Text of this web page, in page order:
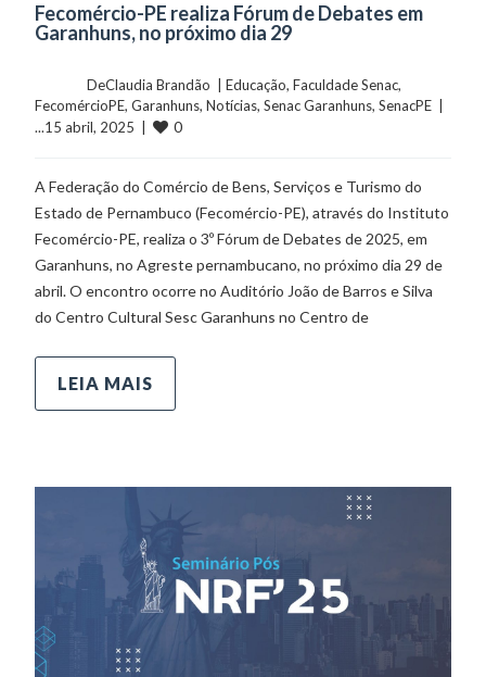
Fecomércio-PE realiza Fórum de Debates em
Garanhuns, no próximo dia 29
	    	DeClaudia Brandão  |
Educação, Faculdade Senac
FecomércioPE, Garanhuns, Notícias, Senac Garanhuns, SenacPE
...15 abril, 2025  |
0
A Federação do Comércio de Bens, Serviços e Turismo do
Estado de Pernambuco (Fecomércio-PE), através do Instituto
Fecomércio-PE, realiza o 3º Fórum de Debates de 2025, em
Garanhuns, no Agreste pernambucano, no próximo dia 29 de
abril. O encontro ocorre no Auditório João de Barros e Silva
do Centro Cultural Sesc Garanhuns no Centro de
LEIA MAIS